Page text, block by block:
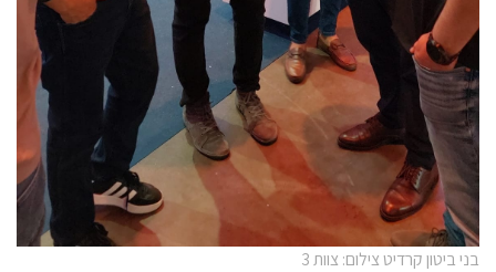
בני ביטון קרדיט צילום: צוות 3